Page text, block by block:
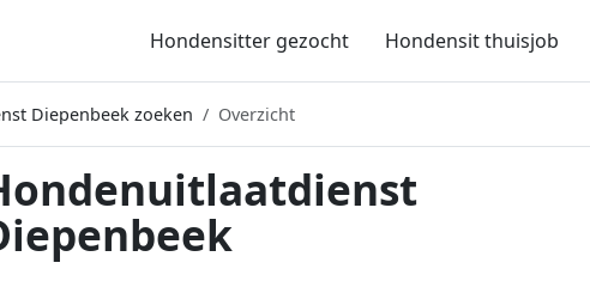
Hondensitter gezocht Hondensit thuisjob
Diepenbeek zoeken Overzicht